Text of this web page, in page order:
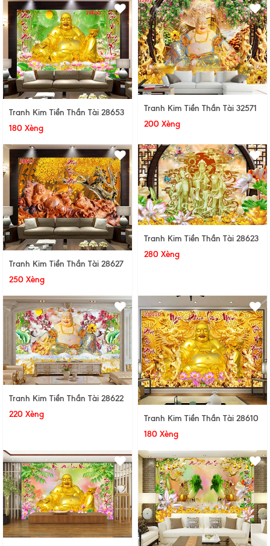
Tranh Kim Tiền Thần Tài 28653
180 Xèng
Tranh Kim Tiền Thần Tài 32571
200 Xèng
Tranh Kim Tiền Thần Tài 28627
250 Xèng
Tranh Kim Tiền Thần Tài 28623
280 Xèng
Tranh Kim Tiền Thần Tài 28622
220 Xèng
Tranh Kim Tiền Thần Tài 28610
180 Xèng